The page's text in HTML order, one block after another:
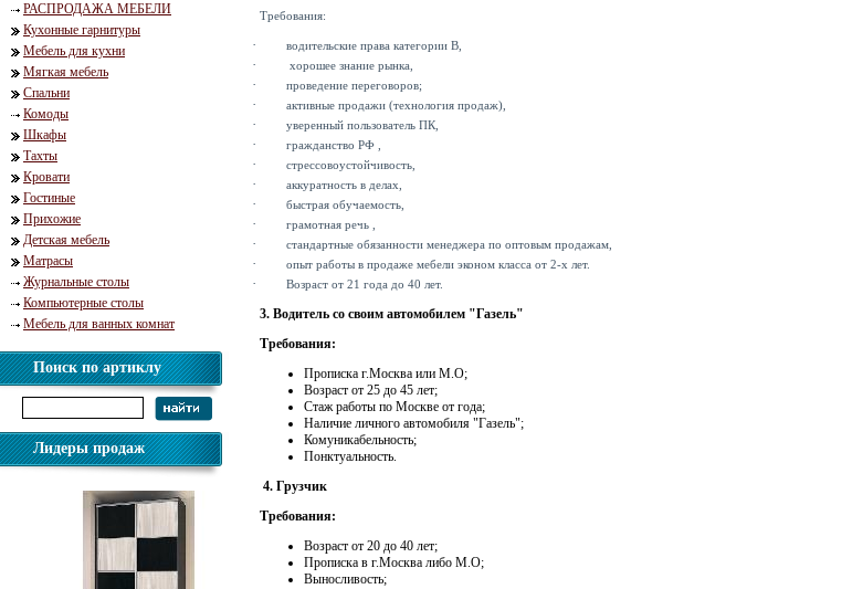
РАСПРОДАЖА МЕБЕЛИ
Кухонные гарнитуры
Мебель для кухни
Мягкая мебель
Спальни
Комоды
Шкафы
Тахты
Кровати
Гостиные
Прихожие
Детская мебель
Матрасы
Журнальные столы
Компьютерные столы
Мебель для ванных комнат
Поиск по артиклу
Лидеры продаж
Требования:
· водительские права категории B,
· хорошее знание рынка,
· проведение переговоров;
· активные продажи (технология продаж),
· уверенный пользователь ПК,
· гражданство РФ ,
· стрессовоустойчивость,
· аккуратность в делах,
· быстрая обучаемость,
· грамотная речь ,
· стандартные обязанности менеджера по оптовым продажам,
· опыт работы в продаже мебели эконом класса от 2-х лет.
· Возраст от 21 года до 40 лет.
3. Водитель со своим автомобилем "Газель"
Требования:
Прописка г.Москва или М.О;
Возраст от 25 до 45 лет;
Стаж работы по Москве от года;
Наличие личного автомобиля "Газель";
Комуникабельность;
Понктуальность.
4. Грузчик
Требования:
Возраст от 20 до 40 лет;
Прописка в г.Москва либо М.О;
Выносливость;